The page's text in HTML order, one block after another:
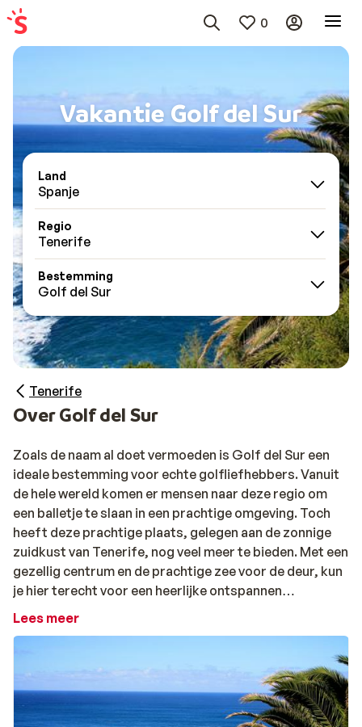
0
Vakantie Golf del Sur
Land
Spanje
Regio
Tenerife
Bestemming
Golf del Sur
Tenerife
Over Golf del Sur
Zoals de naam al doet vermoeden is Golf del Sur een
ideale bestemming voor echte golfliefhebbers. Vanuit
de hele wereld komen er mensen naar deze regio om
een balletje te slaan in een prachtige omgeving. Toch
heeft deze prachtige plaats, gelegen aan de zonnige
zuidkust van Tenerife, nog veel meer te bieden. Met een
gezellig centrum en de prachtige zee voor de deur, kun
je hier terecht voor een heerlijke ontspannen
zonvakantie. De gezellige boulevard verbindt Golf del
* Vanuit de regio Golf del Sur is ophalen niet
gegarandeerd bij de volgende activiteiten:
Teide By Night, Top Tenerife, duiken met schildpadden,
Lees meer